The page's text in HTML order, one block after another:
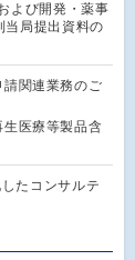
よび開発・薬事
当局提出資料の
請関連業務のご
生医療等製品含
たコンサルテ